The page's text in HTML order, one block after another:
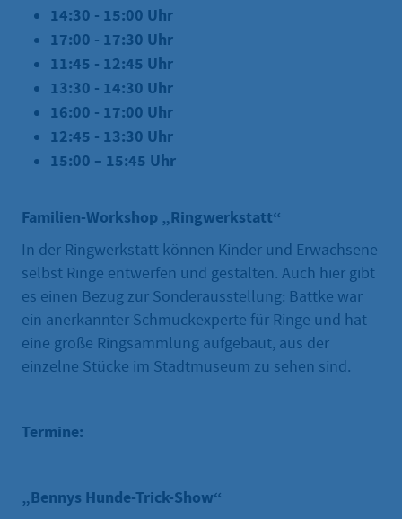
14:30 - 15:00 Uhr
17:00 - 17:30 Uhr
11:45 - 12:45 Uhr
13:30 - 14:30 Uhr
16:00 - 17:00 Uhr
12:45 - 13:30 Uhr
15:00 – 15:45 Uhr
Familien-Workshop „Ringwerkstatt“
In der Ringwerkstatt können Kinder und Erwachsene
selbst Ringe entwerfen und gestalten. Auch hier gibt
es einen Bezug zur Sonderausstellung: Battke war
ein anerkannter Schmuckexperte für Ringe und hat
eine große Ringsammlung aufgebaut, aus der
einzelne Stücke im Stadtmuseum zu sehen sind.
Termine:
„Bennys Hunde-Trick-Show“